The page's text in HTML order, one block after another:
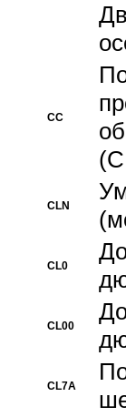
CC
CLN
CL0
CL00
CL7A